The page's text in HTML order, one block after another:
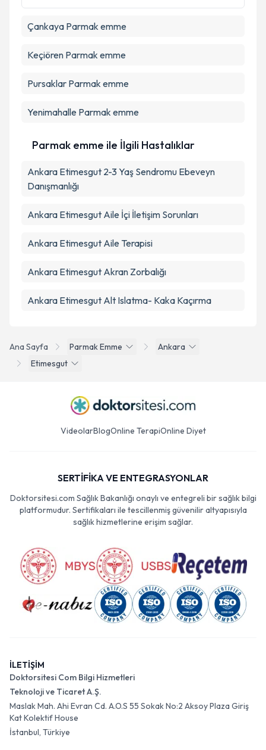
Ana Sayfa Parmak Emme
Ankara
Etimesgut
Çankaya Parmak emme
Keçiören Parmak emme
Pursaklar Parmak emme
Yenimahalle Parmak emme
Parmak emme ile İlgili Hastalıklar
Ankara Etimesgut 2-3 Yaş Sendromu Ebeveyn
Danışmanlığı
Ankara Etimesgut Aile İçi İletişim Sorunları
Ankara Etimesgut Aile Terapisi
Ankara Etimesgut Akran Zorbalığı
Ankara Etimesgut Alt Islatma- Kaka Kaçırma
VideolarBlogOnline TerapiOnline Diyet
SERTİFİKA VE ENTEGRASYONLAR
Doktorsitesi.com Sağlık Bakanlığı onaylı ve entegreli bir sağlık bilgi
platformudur. Sertifikaları ile tescillenmiş güvenilir altyapısıyla
sağlık hizmetlerine erişim sağlar.
İLETİŞİM
Doktorsitesi Com Bilgi Hizmetleri
Teknoloji ve Ticaret A.Ş.
Maslak Mah. Ahi Evran Cd. A.O.S 55 Sokak No:2 Aksoy Plaza Giriş
Kat Kolektif House
İstanbul, Türkiye